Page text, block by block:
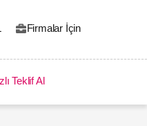
Firmalar İçin
Teklif Al